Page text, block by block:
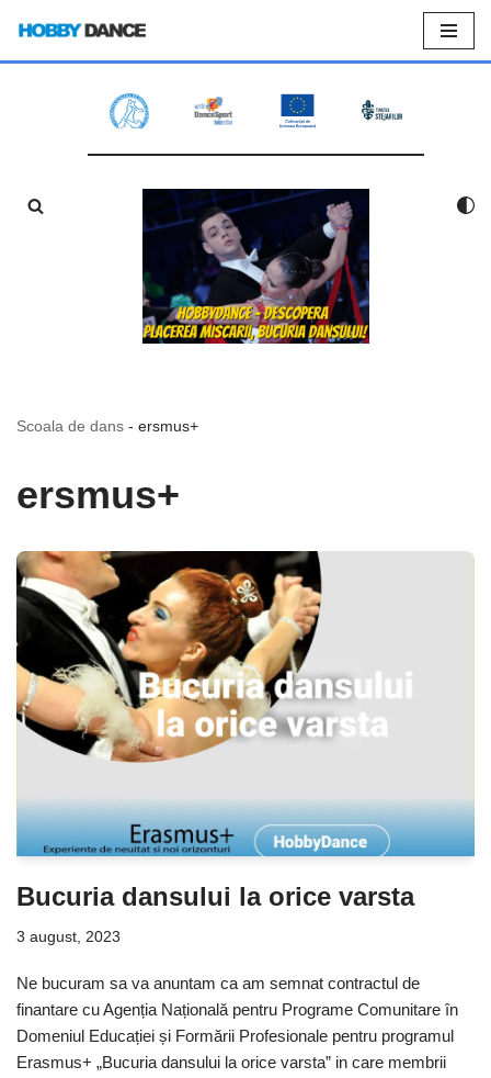
Sari
Scoala de dans - ersmus+
ersmus+
Bucuria dansului la orice varsta
3 august, 2023
Ne bucuram sa va anuntam ca am semnat contractul de
finantare cu Agenția Națională pentru Programe Comunitare în
Domeniul Educației și Formării Profesionale pentru programul
Erasmus+ „Bucuria dansului la orice varsta” in care membrii